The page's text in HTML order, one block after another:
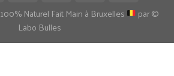
100% Naturel Fait Main à Bruxelles
par ©
Labo Bulles